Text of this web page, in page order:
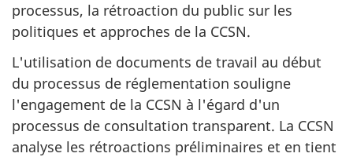
processus, la rétroaction du public sur les
politiques et approches de la CCSN.
L'utilisation de documents de travail au début
du processus de réglementation souligne
l'engagement de la CCSN à l'égard d'un
processus de consultation transparent. La CCSN
analyse les rétroactions préliminaires et en tient